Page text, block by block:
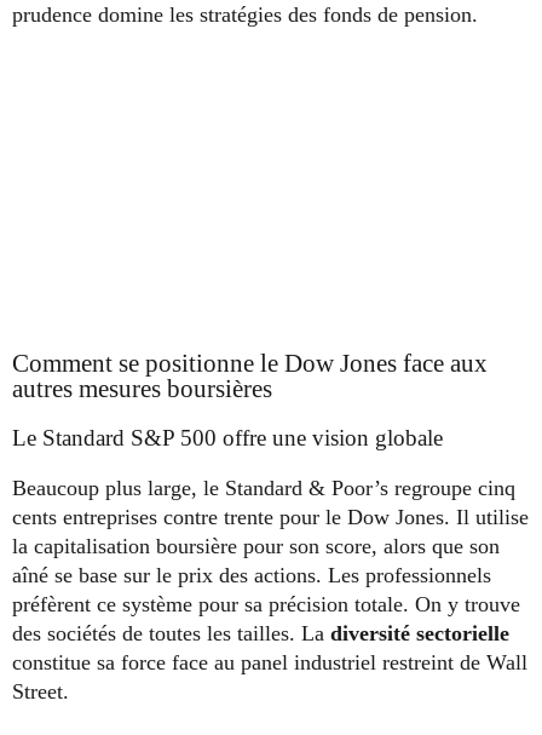
prudence domine les stratégies des fonds de pension.
Comment se positionne le Dow Jones face aux
autres mesures boursières
Le Standard S&P 500 offre une vision globale
Beaucoup plus large, le Standard & Poor’s regroupe cinq
cents entreprises contre trente pour le Dow Jones. Il utilise
la capitalisation boursière pour son score, alors que son
aîné se base sur le prix des actions. Les professionnels
préfèrent ce système pour sa précision totale. On y trouve
des sociétés de toutes les tailles. La diversité sectorielle
constitue sa force face au panel industriel restreint de Wall
Street.